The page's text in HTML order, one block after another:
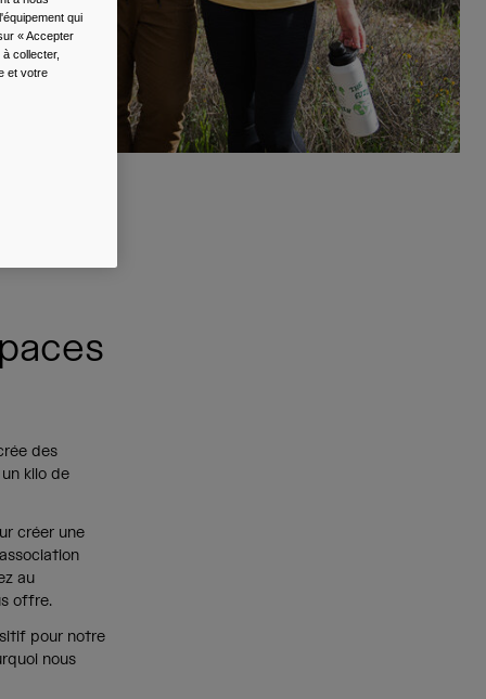
des
kilo de
créer une
au
offre.
pour notre
nous
qui
« Accepter
collecter,
et votre